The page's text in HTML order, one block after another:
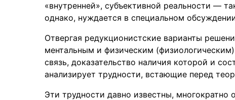
«внутренней», субъективной реальности —
однако, нуждается в специальном
Отвергая редукционистские варианты
ментальным и физическим
связь, доказательство наличия которой и
анализирует трудности, встающие перед
Эти трудности давно известны, многократно